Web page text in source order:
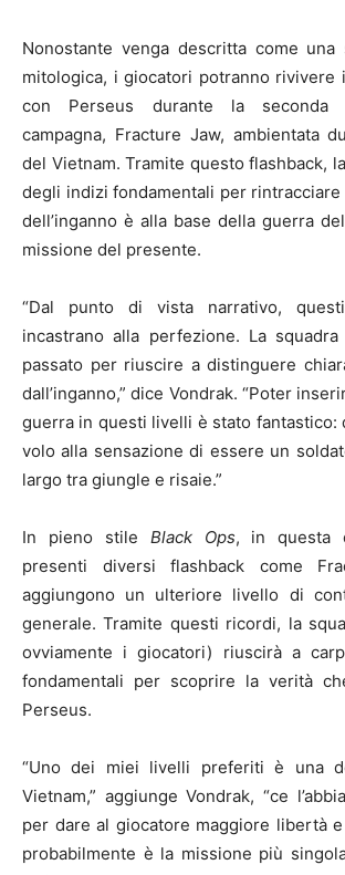
Nonostante venga descritta come
mitologica, i giocatori potranno rivivere
con Perseus durante la seconda
campagna, Fracture Jaw, ambientata
del Vietnam. Tramite questo flashback,
degli indizi fondamentali per rintracciare
dell’inganno è alla base della guerra
missione del presente.
“Dal punto di vista narrativo,
incastrano alla perfezione. La
passato per riuscire a distinguere
dall’inganno,” dice Vondrak. “Poter
guerra in questi livelli è stato fantastico:
volo alla sensazione di essere un
largo tra giungle e risaie.”
In pieno stile Black Ops, in questa
presenti diversi flashback come
aggiungono un ulteriore livello di
generale. Tramite questi ricordi, la
ovviamente i giocatori) riuscirà a
fondamentali per scoprire la verità
Perseus.
“Uno dei miei livelli preferiti è una
Vietnam,” aggiunge Vondrak, “ce
per dare al giocatore maggiore libertà
probabilmente è la missione più